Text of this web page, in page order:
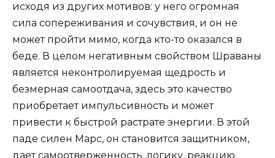
исходя из других мотивов: у него огромная
сила сопереживания и сочувствия, и он не
может пройти мимо, когда кто-то оказался в
беде. В целом негативным свойством Шраваны
является неконтролируемая щедрость и
безмерная самоотдача, здесь это качество
приобретает импульсивность и может
привести к быстрой растрате энергии. В этой
паде силен Марс, он становится защитником,
дает самоотверженность, логику, реакцию,